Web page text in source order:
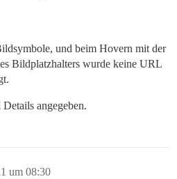
und beim Hovern mit der
Bildplatzhalters wurde keine URL
angegeben.
um 08:30